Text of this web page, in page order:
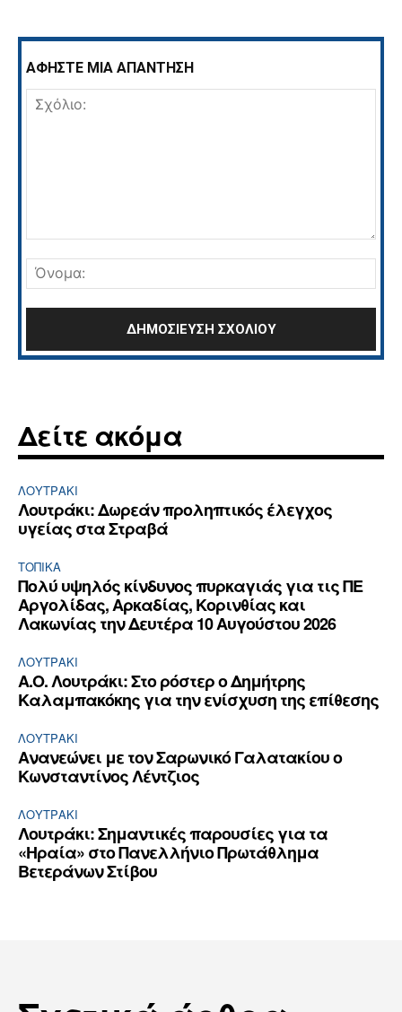
ΑΦΗΣΤΕ ΜΙΑ ΑΠΑΝΤΗΣΗ
Δείτε ακόμα
ΛΟΥΤΡΆΚΙ
Λουτράκι: Δωρεάν προληπτικός έλεγχος
υγείας στα Στραβά
ΤΟΠΙΚΑ
Πολύ υψηλός κίνδυνος πυρκαγιάς για τις ΠΕ
Αργολίδας, Αρκαδίας, Κορινθίας και
Λακωνίας την Δευτέρα 10 Αυγούστου 2026
ΛΟΥΤΡΆΚΙ
Α.Ο. Λουτράκι: Στο ρόστερ ο Δημήτρης
Καλαμπακόκης για την ενίσχυση της επίθεσης
ΛΟΥΤΡΆΚΙ
Ανανεώνει με τον Σαρωνικό Γαλατακίου ο
Κωνσταντίνος Λέντζιος
ΛΟΥΤΡΆΚΙ
Λουτράκι: Σημαντικές παρουσίες για τα
«Ηραία» στο Πανελλήνιο Πρωτάθλημα
Βετεράνων Στίβου